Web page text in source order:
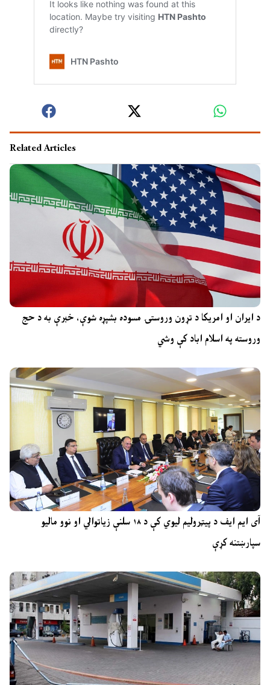
Related Articles
د ایران او امریکا د تړون وروستۍ مسوده بشپړه شوې، خبرې به د حج
وروسته په اسلام اباد کې وشي
آی ایم ایف د پیټرولیم لیوي کې د ۱۸ سلنې زیاتوالي او نوو مالیو
سپارښتنه کړې